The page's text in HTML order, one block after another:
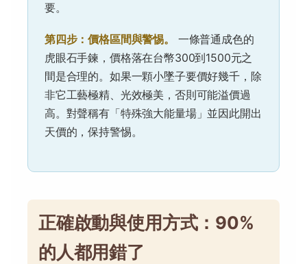
要。
第四步：價格區間與警惕。
一條普通成色的
虎眼石手鍊，價格落在台幣300到1500元之
間是合理的。如果一顆小墜子要價好幾千，除
非它工藝極精、光效極美，否則可能溢價過
高。對聲稱有「特殊強大能量場」並因此開出
天價的，保持警惕。
正確啟動與使用方式：90%
的人都用錯了